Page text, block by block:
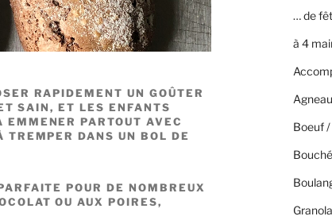
RAPIDEMENT UN GOÛTER
SAIN, ET LES ENFANTS
EMMENER PARTOUT AVEC
TREMPER DANS UN BOL DE
POUR DE NOMBREUX
OU AUX POIRES,
… de
à 4
Boeuf
Granola